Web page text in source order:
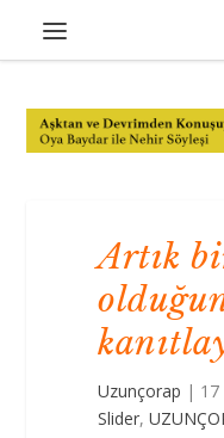
Artık
Uzunçorap | 17
Slider,